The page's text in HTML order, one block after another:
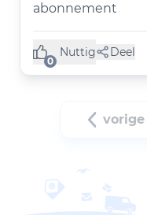
abonnement
0
Nuttig
(0 like) Deel
vorige